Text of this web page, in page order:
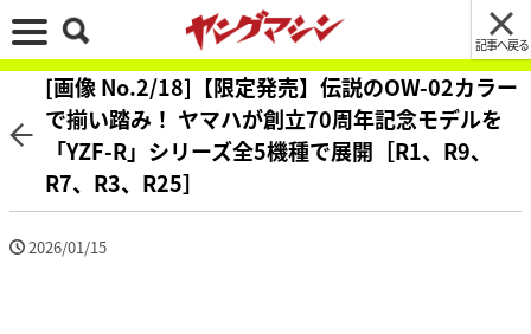
記事へ戻る
[画像 No.2/18]【限定発売】伝説のOW-02カラー
で揃い踏み！ ヤマハが創立70周年記念モデルを
「YZF-R」シリーズ全5機種で展開［R1、R9、
R7、R3、R25］
2026/01/15